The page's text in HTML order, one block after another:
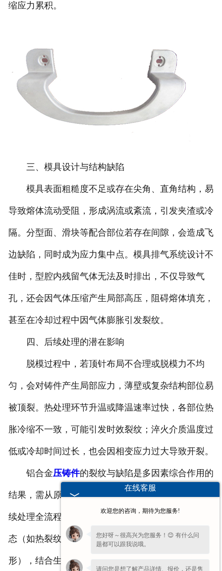
缩应力累积。
三、模具设计与结构缺陷
模具表面粗糙度不足或存在尖角、直角结构，易
导致熔体流动受阻，形成涡流或紊流，引发夹渣或冷
隔。分型面、滑块等配合部位若存在间隙，会造成飞
边缺陷，同时成为应力集中点。模具排气系统设计不
佳时，型腔内残留气体无法及时排出，不仅导致气
孔，还会因气体压缩产生局部高压，阻碍熔体填充，
甚至在冷却过程中因气体膨胀引发裂纹。
四、后续处理的潜在影响
脱模过程中，若顶针布局不合理或脱模力不均
匀，会对铸件产生局部应力，薄壁或复杂结构部位易
被顶裂。热处理环节升温或降温速率过快，各部位热
胀冷缩不一致，可能引发时效裂纹；淬火介质温度过
低或冷却时间过长，也会因相变应力过大导致开裂。
铝合金压铸件的裂纹与缺陷是多因素综合作用的
结果，需从原料控制、工艺参数优化、模具设计到后
续处理全流程进行精细化管理。通过分析具体缺陷形
态（如热裂纹呈曲折状、冷裂纹较平直、气孔多为圆
形），结合生产环节的实际数据，可有效定位问题根
在线客服
欢迎您的咨询，期待为您服务!
您好呀～很高兴为您服务！😊 有什么问
题都可以跟我说哦。
请问您是想了解产品详情、报价，还是售